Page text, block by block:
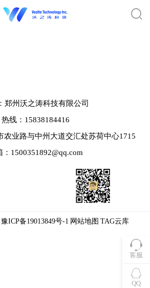
客服
QQ
郑州沃之涛科技有限公司
热线：15838184416
农业路与中州大道交汇处苏荷中心1715
：1500351892@qq.com
豫ICP备19013849号-1 网站地图 TAG云库